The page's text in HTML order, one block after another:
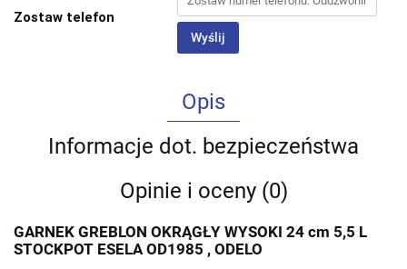
Zostaw telefon
Wyślij
Opis
Informacje dot. bezpieczeństwa
Opinie i oceny (0)
GARNEK GREBLON OKRĄGŁY WYSOKI 24 cm 5,5 L
STOCKPOT ESELA OD1985 , ODELO